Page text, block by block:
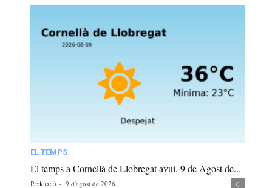
EL TEMPS
El temps a Cornellà de Llobregat avui, 9 de Agost de...
Redacció - 9 d'agost de 2026 0